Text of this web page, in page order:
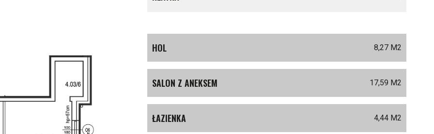
HOL 8,27 M2
SALON Z ANEKSEM 17,59 M2
ŁAZIENKA 4,44 M2